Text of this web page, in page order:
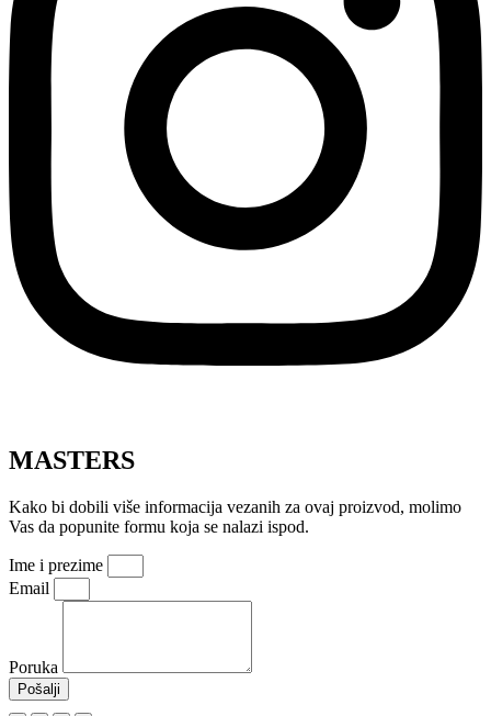
MASTERS
Kako bi dobili više informacija vezanih za ovaj proizvod, molimo
Vas da popunite formu koja se nalazi ispod.
Ime i prezime
Email
Poruka
Pošalji